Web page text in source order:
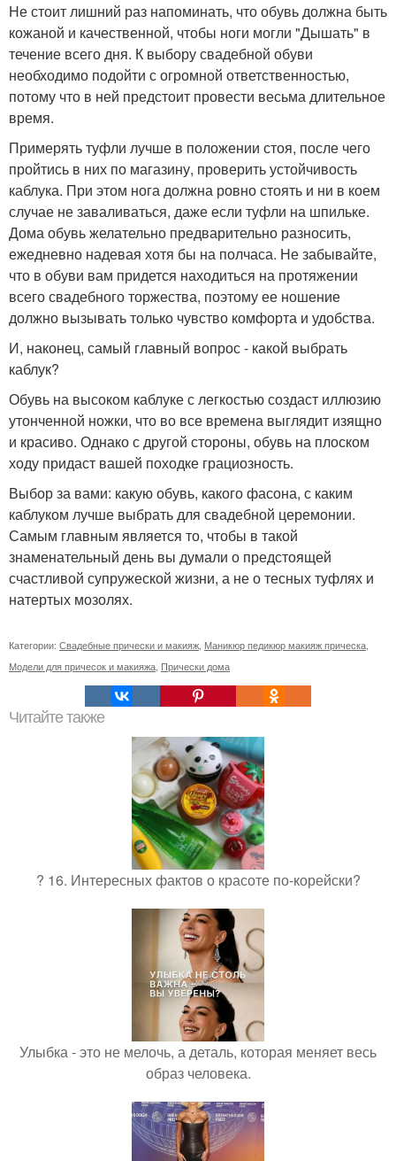
Не стоит лишний раз напоминать, что обувь должна быть
кожаной и качественной, чтобы ноги могли "Дышать" в
течение всего дня. К выбору свадебной обуви
необходимо подойти с огромной ответственностью,
потому что в ней предстоит провести весьма длительное
время.
Примерять туфли лучше в положении стоя, после чего
пройтись в них по магазину, проверить устойчивость
каблука. При этом нога должна ровно стоять и ни в коем
случае не заваливаться, даже если туфли на шпильке.
Дома обувь желательно предварительно разносить,
ежедневно надевая хотя бы на полчаса. Не забывайте,
что в обуви вам придется находиться на протяжении
всего свадебного торжества, поэтому ее ношение
должно вызывать только чувство комфорта и удобства.
И, наконец, самый главный вопрос - какой выбрать
каблук?
Обувь на высоком каблуке с легкостью создаст иллюзию
утонченной ножки, что во все времена выглядит изящно
и красиво. Однако с другой стороны, обувь на плоском
ходу придаст вашей походке грациозность.
Выбор за вами: какую обувь, какого фасона, с каким
каблуком лучше выбрать для свадебной церемонии.
Самым главным является то, чтобы в такой
знаменательный день вы думали о предстоящей
счастливой супружеской жизни, а не о тесных туфлях и
натертых мозолях.
Категории: Свадебные прически и макияж, Маникюр педикюр макияж прическа,
Модели для причесок и макияжа, Прически дома
Читайте также
? 16. Интересных фактов о красоте по-корейски?
Улыбка - это не мелочь, а деталь, которая меняет весь
образ человека.